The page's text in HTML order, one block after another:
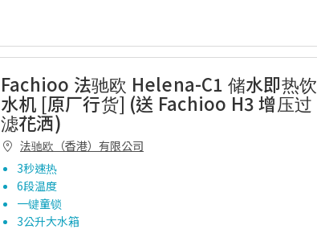
Fachioo 法驰欧 Helena-C1 储水即热饮
水机 [原厂行货] (送 Fachioo H3 增压过
滤花洒)
法驰欧（香港）有限公司
3秒速热
6段温度
一键童锁
3公升大水箱